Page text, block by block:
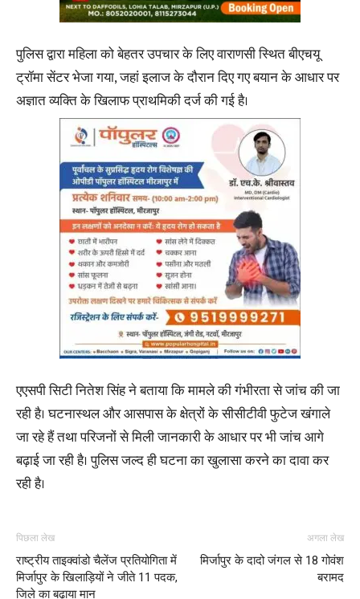
पुलिस द्वारा महिला को बेहतर उपचार के लिए वाराणसी स्थित बीएचयू
ट्रॉमा सेंटर भेजा गया, जहां इलाज के दौरान दिए गए बयान के आधार पर
अज्ञात व्यक्ति के खिलाफ प्राथमिकी दर्ज की गई है।
एएसपी सिटी नितेश सिंह ने बताया कि मामले की गंभीरता से जांच की जा
रही है। घटनास्थल और आसपास के क्षेत्रों के सीसीटीवी फुटेज खंगाले
जा रहे हैं तथा परिजनों से मिली जानकारी के आधार पर भी जांच आगे
बढ़ाई जा रही है। पुलिस जल्द ही घटना का खुलासा करने का दावा कर
रही है।
पिछला लेख
राष्ट्रीय ताइक्वांडो चैलेंज प्रतियोगिता में
मिर्जापुर के खिलाड़ियों ने जीते 11 पदक,
जिले का बढ़ाया मान
अगला लेख
मिर्जापुर के दादो जंगल से 18 गोवंश
बरामद